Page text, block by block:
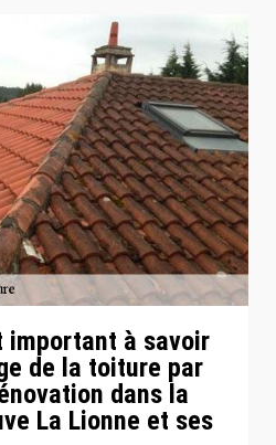
important à savoir
de la toiture par
dans la
La Lionne et ses